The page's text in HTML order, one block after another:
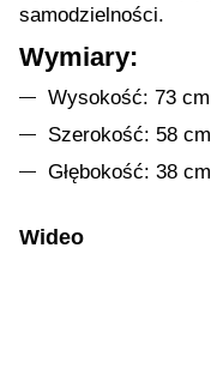
samodzielności.
Wymiary:
Wysokość: 73 cm
Szerokość: 58 cm
Głębokość: 38 cm
Wideo